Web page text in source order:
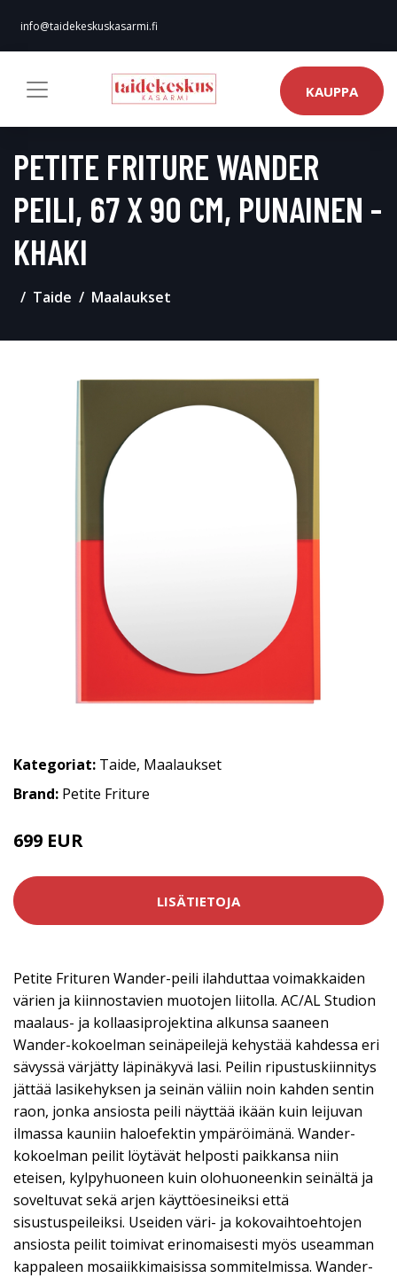
info@taidekeskuskasarmi.fi
KAUPPA
PETITE FRITURE WANDER
PEILI, 67 X 90 CM, PUNAINEN -
KHAKI
Taide Maalaukset
Kategoriat: Taide, Maalaukset
Brand: Petite Friture
699 EUR
LISÄTIETOJA
Petite Frituren Wander-peili ilahduttaa voimakkaiden
värien ja kiinnostavien muotojen liitolla. AC/AL Studion
maalaus- ja kollaasiprojektina alkunsa saaneen
Wander-kokoelman seinäpeilejä kehystää kahdessa eri
sävyssä värjätty läpinäkyvä lasi. Peilin ripustuskiinnitys
jättää lasikehyksen ja seinän väliin noin kahden sentin
raon, jonka ansiosta peili näyttää ikään kuin leijuvan
ilmassa kauniin haloefektin ympäröimänä. Wander-
kokoelman peilit löytävät helposti paikkansa niin
eteisen, kylpyhuoneen kuin olohuoneenkin seinältä ja
soveltuvat sekä arjen käyttöesineiksi että
sisustuspeileiksi. Useiden väri- ja kokovaihtoehtojen
ansiosta peilit toimivat erinomaisesti myös useamman
kappaleen mosaiikkimaisissa sommitelmissa. Wander-